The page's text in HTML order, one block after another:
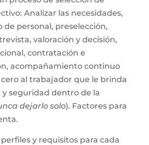
Analizar las necesidades,
de personal, preselección,
valoración y decisión,
contratación e
acompañamiento continuo
al trabajador que le brinda
seguridad dentro de la
dejarlo solo). Factores para
y requisitos para cada